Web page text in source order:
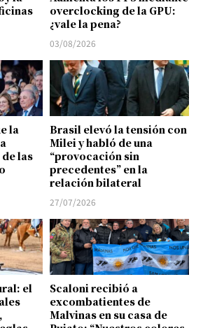
overclocking de la GPU:
¿vale la pena?
03/08/2026
la
las
Brasil elevó la tensión con
Milei y habló de una
“provocación sin
precedentes” en la
relación bilateral
27/07/2026
el
Scaloni recibió a
excombatientes de
Malvinas en su casa de